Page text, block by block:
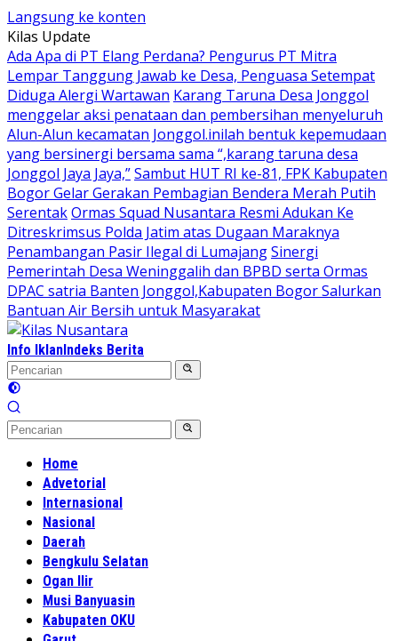
Langsung ke konten
Kilas Update
Ada Apa di PT Elang Perdana? Pengurus PT Mitra
Lempar Tanggung Jawab ke Desa, Penguasa Setempat
Diduga Alergi Wartawan Karang Taruna Desa Jonggol
menggelar aksi penataan dan pembersihan menyeluruh
Alun-Alun kecamatan Jonggol.inilah bentuk kepemudaan
yang bersinergi bersama sama “,karang taruna desa
Jonggol Jaya Jaya,”Sambut HUT RI ke-81, FPK Kabupaten
Bogor Gelar Gerakan Pembagian Bendera Merah Putih
SerentakOrmas Squad Nusantara Resmi Adukan Ke
Ditreskrimsus Polda Jatim atas Dugaan Maraknya
Penambangan Pasir Ilegal di LumajangSinergi
Pemerintah Desa Weninggalih dan BPBD serta Ormas
DPAC satria Banten Jonggol,Kabupaten Bogor Salurkan
Bantuan Air Bersih untuk Masyarakat
Info IklanIndeks Berita
Home
Advetorial
Internasional
Nasional
Daerah
Bengkulu Selatan
Ogan Ilir
Musi Banyuasin
Kabupaten OKU